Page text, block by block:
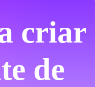
criar
de